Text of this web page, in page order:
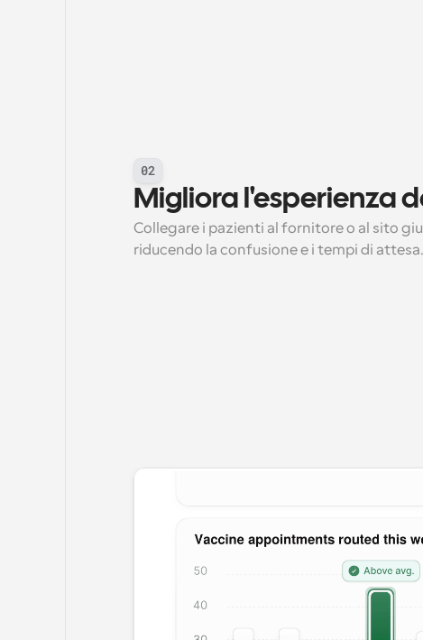
02
Migliora l'esperienza
Collegare i pazienti al fornitore o al sito
riducendo la confusione e i tempi di attesa.